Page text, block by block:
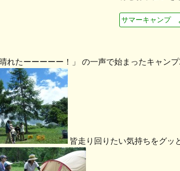
サマーキャンプ
れたーーーーー！」 の一声で始まったキャン
皆走り回りたい気持ちをグッ